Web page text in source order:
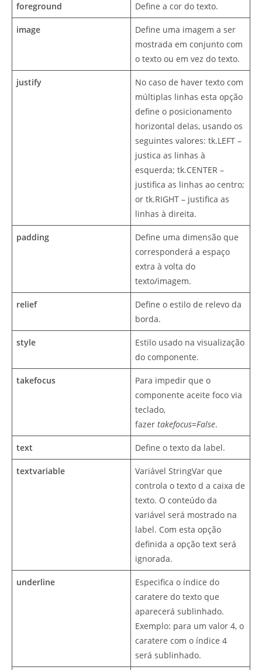
foreground Define a cor do texto.
image
Define uma imagem a ser
mostrada em conjunto com
o texto ou em vez do texto.
justify
No caso de haver texto com
múltiplas linhas esta opção
define o posicionamento
horizontal delas, usando os
seguintes valores: tk.LEFT –
justica as linhas à
esquerda; tk.CENTER –
justifica as linhas ao centro;
or tk.RIGHT – justifica as
linhas à direita.
padding
Define uma dimensão que
corresponderá a espaço
extra à volta do
texto/imagem.
relief
Define o estilo de relevo da
borda.
style
Estilo usado na visualização
do componente.
takefocus
Para impedir que o
componente aceite foco via
teclado,
fazer takefocus=False.
text Define o texto da label.
textvariable
Variável StringVar que
controla o texto d a caixa de
texto. O conteúdo da
variável será mostrado na
label. Com esta opção
definida a opção text será
ignorada.
underline
Especifica o índice do
caratere do texto que
aparecerá sublinhado.
Exemplo: para um valor 4, o
caratere com o índice 4
será sublinhado.